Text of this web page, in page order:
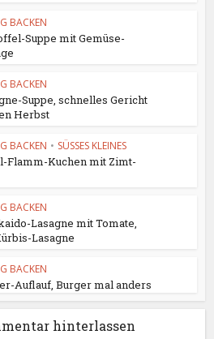
BACKEN
Suppe mit Gemüse-
BACKEN
Suppe, schnelles Gericht
Herbst
BACKEN • SÜSSES KLEINES
Flamm-Kuchen mit Zimt-
BACKEN
Lasagne mit Tomate,
Lasagne
BACKEN
Auflauf, Burger mal anders
hinterlassen